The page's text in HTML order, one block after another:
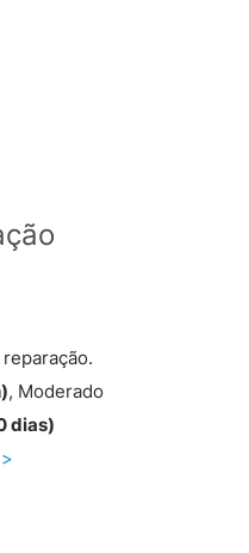
, Moderado
dias)